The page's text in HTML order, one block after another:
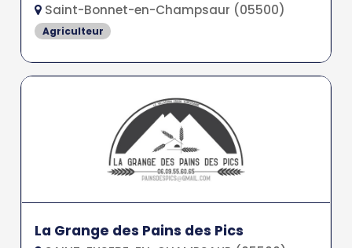
Saint-Bonnet-en-Champsaur (05500)
Agriculteur
La Grange des Pains des Pics